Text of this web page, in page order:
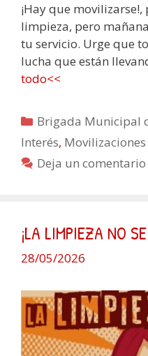
¡Hay que
limpieza, pero
tu servicio. Urge que
lucha que están
todo<<
Categorías
Brigada Municipal
Interés, Movilizaciones
Deja un comentario
¡LA LIMPIEZA NO
28/05/2026